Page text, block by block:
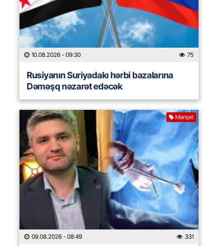
10.08.2026 - 09:30 75
Rusiyanın Suriyadakı hərbi bazalarına
Dəməşq nəzarət edəcək
Manşet
09.08.2026 - 08:49 331